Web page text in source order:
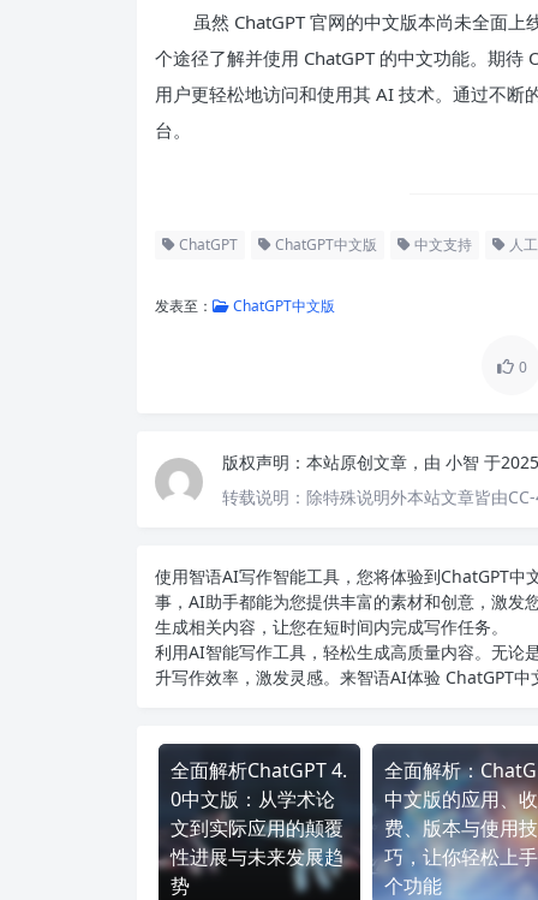
虽然 ChatGPT 官网的中文版本尚未全面
个途径了解并使用 ChatGPT 的中文功能。期
用户更轻松地访问和使用其 AI 技术。通过不断
台。
ChatGPT ChatGPT中文版 中文支持 人
发表至： ChatGPT中文版
0
版权声明： 本站原创文章，由 小智 于
转载说明： 除特殊说明外本站文章皆由
使用智语AI写作智能工具，您将体验到ChatGPT中
事，AI助手都能为您提供丰富的素材和创意，激发
生成相关内容，让您在短时间内完成写作任务。
利用AI智能写作工具，轻松生成高质量内容。无论
升写作效率，激发灵感。来智语AI体验 ChatGPT中
全面解析ChatGPT 4.
0中文版：从学术论
文到实际应用的颠覆
性进展与未来发展趋
势
全面解析：
中文版的应用、收
费、版本与使用技
巧，让你轻松上
个功能